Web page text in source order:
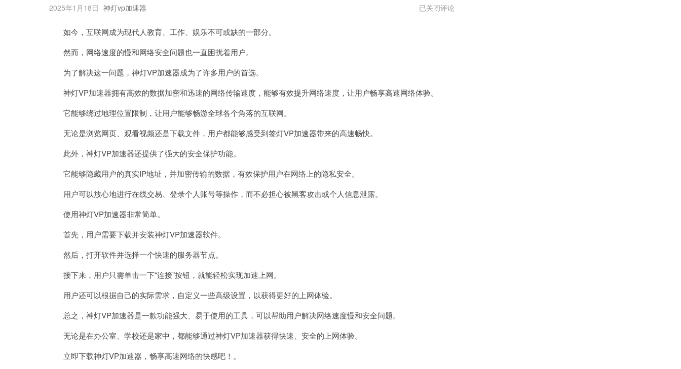
2025年1月18日 神灯vp加速器
神
已关闭评论
如今，互联网成为现代人教育、工作、娱乐不可或缺的一部分。
然而，网络速度的慢和网络安全问题也一直困扰着用户。
为了解决这一问题，神灯VP加速器成为了许多用户的首选。
神灯VP加速器拥有高效的数据加密和迅速的网络传输速度，能够有效提升网络速度，让用户畅享高速网络体验。
它能够绕过地理位置限制，让用户能够畅游全球各个角落的互联网。
无论是浏览网页、观看视频还是下载文件，用户都能够感受到签灯VP加速器带来的高速畅快。
此外，神灯VP加速器还提供了强大的安全保护功能。
它能够隐藏用户的真实IP地址，并加密传输的数据，有效保护用户在网络上的隐私安全。
用户可以放心地进行在线交易、登录个人账号等操作，而不必担心被黑客攻击或个人信息泄露。
使用神灯VP加速器非常简单。
首先，用户需要下载并安装神灯VP加速器软件。
然后，打开软件并选择一个快速的服务器节点。
接下来，用户只需单击一下“连接”按钮，就能轻松实现加速上网。
用户还可以根据自己的实际需求，自定义一些高级设置，以获得更好的上网体验。
总之，神灯VP加速器是一款功能强大、易于使用的工具，可以帮助用户解决网络速度慢和安全问题。
无论是在办公室、学校还是家中，都能够通过神灯VP加速器获得快速、安全的上网体验。
立即下载神灯VP加速器，畅享高速网络的快感吧！。